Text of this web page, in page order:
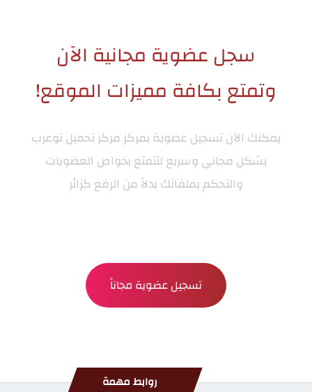
سجل عضوية مجانية الآن
وتمتع بكافة مميزات الموقع!
يمكنك الآن تسجيل عضوية بمركزمركز تحميل توعرب
بشكل مجاني وسريع لتتمتع بخواص العضويات
والتحكم بملفاتك بدلاً من الرفع كزائر
تسجيل عضوية مجاناً
روابط مهمة